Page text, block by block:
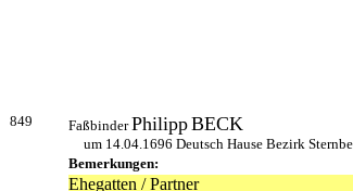
849 FaßbinderPhilippBECK
um 14.04.1696 Deutsch Hause Bezirk
Bemerkungen:
Ehegatten / Partner